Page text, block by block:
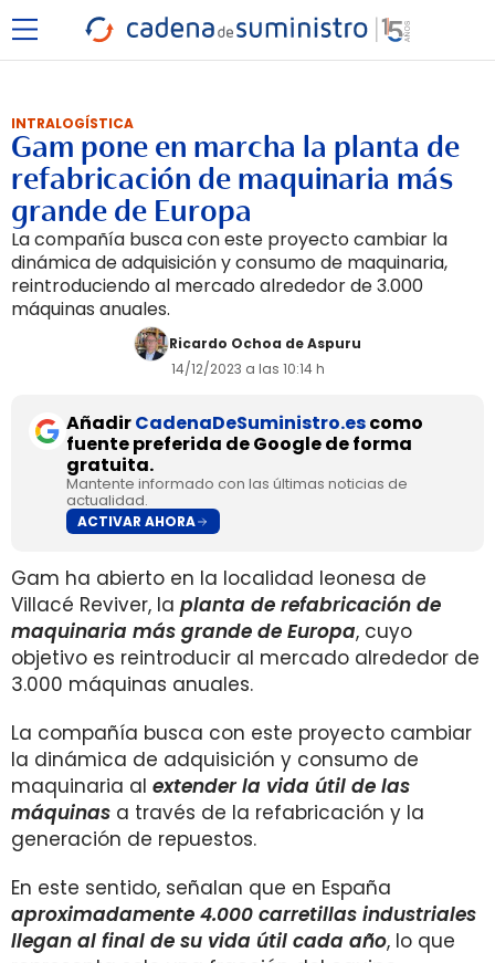
INTRALOGÍSTICA
Gam pone en marcha la planta de
refabricación de maquinaria más
grande de Europa
La compañía busca con este proyecto cambiar la
dinámica de adquisición y consumo de maquinaria,
reintroduciendo al mercado alrededor de 3.000
máquinas anuales.
Ricardo Ochoa de Aspuru
14/12/2023 a las 10:14 h
AñadirCadenaDeSuministro.escomo
fuente preferida de Google de forma
gratuita.
Mantente informado con las últimas noticias de
actualidad.
ACTIVAR AHORA
Gam ha abierto en la localidad leonesa de
Villacé Reviver, la planta de refabricación de
maquinaria más grande de Europa, cuyo
objetivo es reintroducir al mercado alrededor de
3.000 máquinas anuales.
La compañía busca con este proyecto cambiar
la dinámica de adquisición y consumo de
maquinaria al extender la vida útil de las
máquinas a través de la refabricación y la
generación de repuestos.
En este sentido, señalan que en España
aproximadamente 4.000 carretillas industriales
llegan al final de su vida útil cada año, lo que